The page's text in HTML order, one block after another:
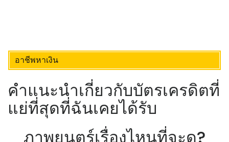
อาชีพหาเงิน
คำแนะนำเกี่ยวกับบัตรเครดิตที่
แย่ที่สุดที่ฉันเคยได้รับ
ภาพยนตร์เรื่องไหนที่จะดู?